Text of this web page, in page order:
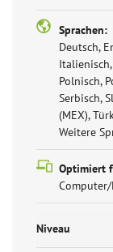
Sprachen:
Deutsch,
Polnisch,
Serbisch,
(MEX),
Weitere
Optimiert
Niveau